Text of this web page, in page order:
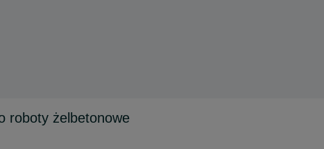
prowadzącego roboty żelbetonowe